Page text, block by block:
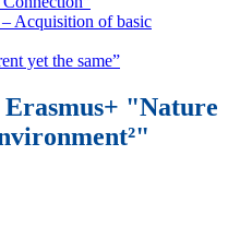
Acquisition of basic
yet the same”
"Nature